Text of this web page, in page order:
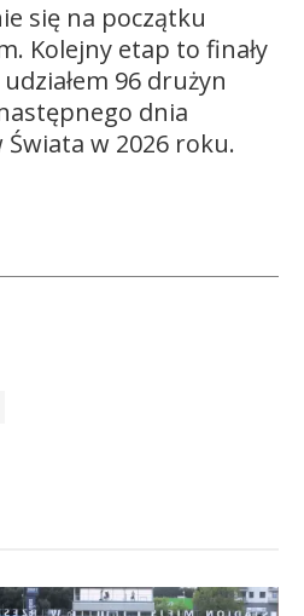
się na początku
Kolejny etap to finały
96 drużyn
dnia
w 2026 roku.